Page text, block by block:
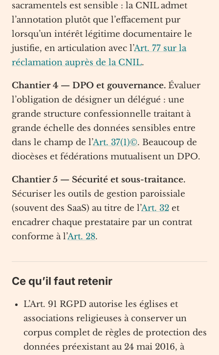
sacramentels est sensible : la CNIL admet
l’annotation plutôt que l’effacement pur
lorsqu’un intérêt légitime documentaire le
justifie, en articulation avec l’Art. 77 sur la
réclamation auprès de la CNIL.
Chantier 4 — DPO et gouvernance. Évaluer
l’obligation de désigner un délégué : une
grande structure confessionnelle traitant à
grande échelle des données sensibles entre
dans le champ de l’Art. 37(1)©. Beaucoup de
diocèses et fédérations mutualisent un DPO.
Chantier 5 — Sécurité et sous-traitance.
Sécuriser les outils de gestion paroissiale
(souvent des SaaS) au titre de l’Art. 32 et
encadrer chaque prestataire par un contrat
conforme à l’Art. 28.
Ce qu’il faut retenir
L’Art. 91 RGPD autorise les églises et
associations religieuses à conserver un
corpus complet de règles de protection des
données préexistant au 24 mai 2016, à